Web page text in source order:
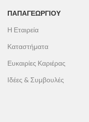
ΠΑΠΑΓΕΩΡΓΊΟΥ
Η Εταιρεία
Καταστήματα
Ευκαιρίες Καριέρας
Ιδέες & Συμβουλές